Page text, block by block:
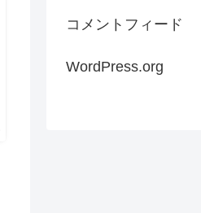
コメントフィード
WordPress.org